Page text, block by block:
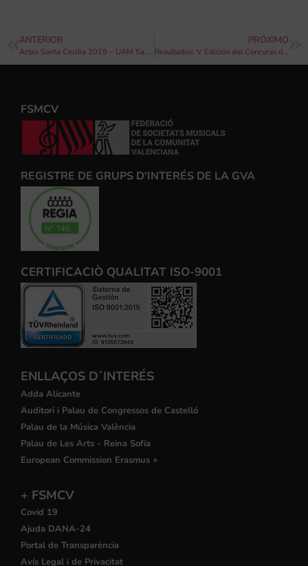
ANTERIOR
Actes Santa Cecilia 2019 – UAM Sant Francesc De Borja
PRÓXIMO
Resultados: V Edición del Concurso de Composición Didáctica de la Provincia de Alicante para Banda de Música
FSMCV
REGISTRE DE GRUPS D'INTERÉS DE LA GVA
CERTIFICACIÒ QUALITAT ISO-9001
ENLLAÇOS D´INTERÉS
Adda Alicante
Auditori i Palau de Congressos de Castelló
Palau de la Música València
Palau de Les Arts - Reina Sofía
European Commission Erasmus +
+ FSMCV
Covid 19
Ajuda DANA-24
Portal de Transparència
Avís Legal i de Privacitat